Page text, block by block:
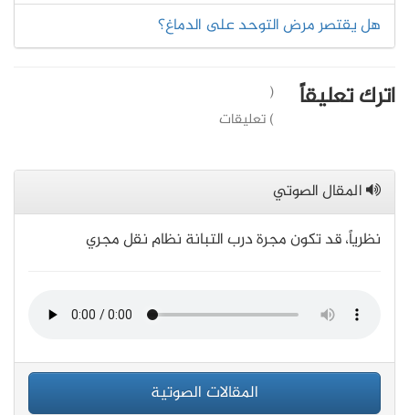
هل يقتصر مرض التوحد على الدماغ؟
اترك تعليقاً
(
) تعليقات
المقال الصوتي
نظرياً، قد تكون مجرة درب التبانة نظام نقل مجري
المقالات الصوتية